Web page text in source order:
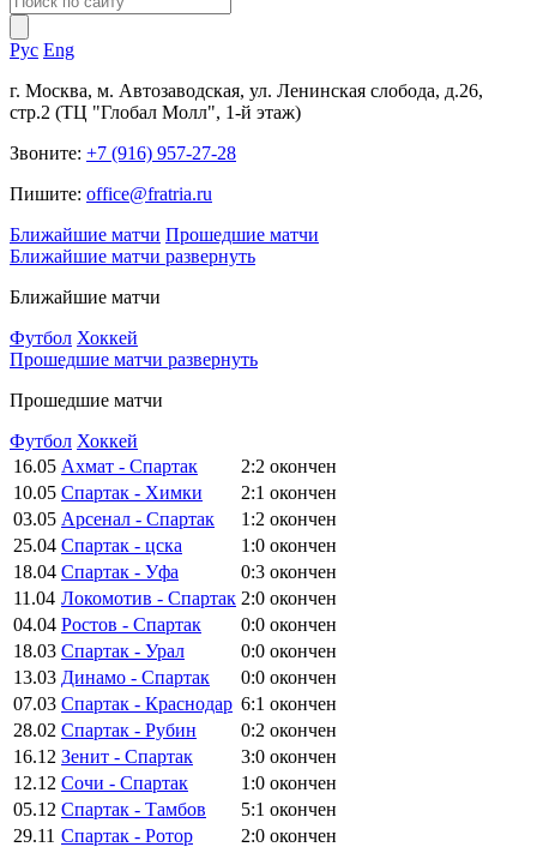
Рус Eng
г. Москва, м. Автозаводская, ул. Ленинская слобода, д.26,
стр.2 (ТЦ "Глобал Молл", 1-й этаж)
Звоните: +7 (916) 957-27-28
Пишите: office@fratria.ru
Ближайшие матчи Прошедшие матчи
Ближайшие матчи развернуть
Ближайшие матчи
Футбол Хоккей
Прошедшие матчи развернуть
Прошедшие матчи
Футбол Хоккей
16.05 Ахмат - Спартак 2:2 окончен
10.05 Спартак - Химки 2:1 окончен
03.05 Арсенал - Спартак 1:2 окончен
25.04 Спартак - цска 1:0 окончен
18.04 Спартак - Уфа 0:3 окончен
11.04 Локомотив - Спартак 2:0 окончен
04.04 Ростов - Спартак 0:0 окончен
18.03 Спартак - Урал 0:0 окончен
13.03 Динамо - Спартак 0:0 окончен
07.03 Спартак - Краснодар 6:1 окончен
28.02 Спартак - Рубин 0:2 окончен
16.12 Зенит - Спартак 3:0 окончен
12.12 Сочи - Спартак 1:0 окончен
05.12 Спартак - Тамбов 5:1 окончен
29.11 Спартак - Ротор 2:0 окончен